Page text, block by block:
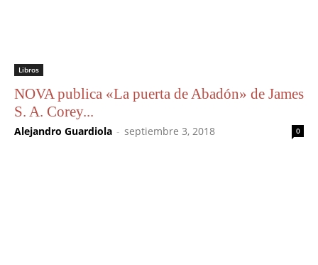
Libros
NOVA publica «La puerta de Abadón» de James
S. A. Corey...
Alejandro Guardiola - septiembre 3, 2018 0